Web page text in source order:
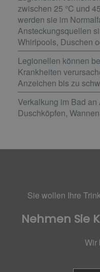
zwischen 25 °C und
werden sie im
Ansteckungsquellen
Whirlpools, Duschen
Legionellen können
Krankheiten
Anzeichen bis zu
Verkalkung im Bad
Duschköpfen,
Sie wollen Ihre
Nehmen Sie
Wir